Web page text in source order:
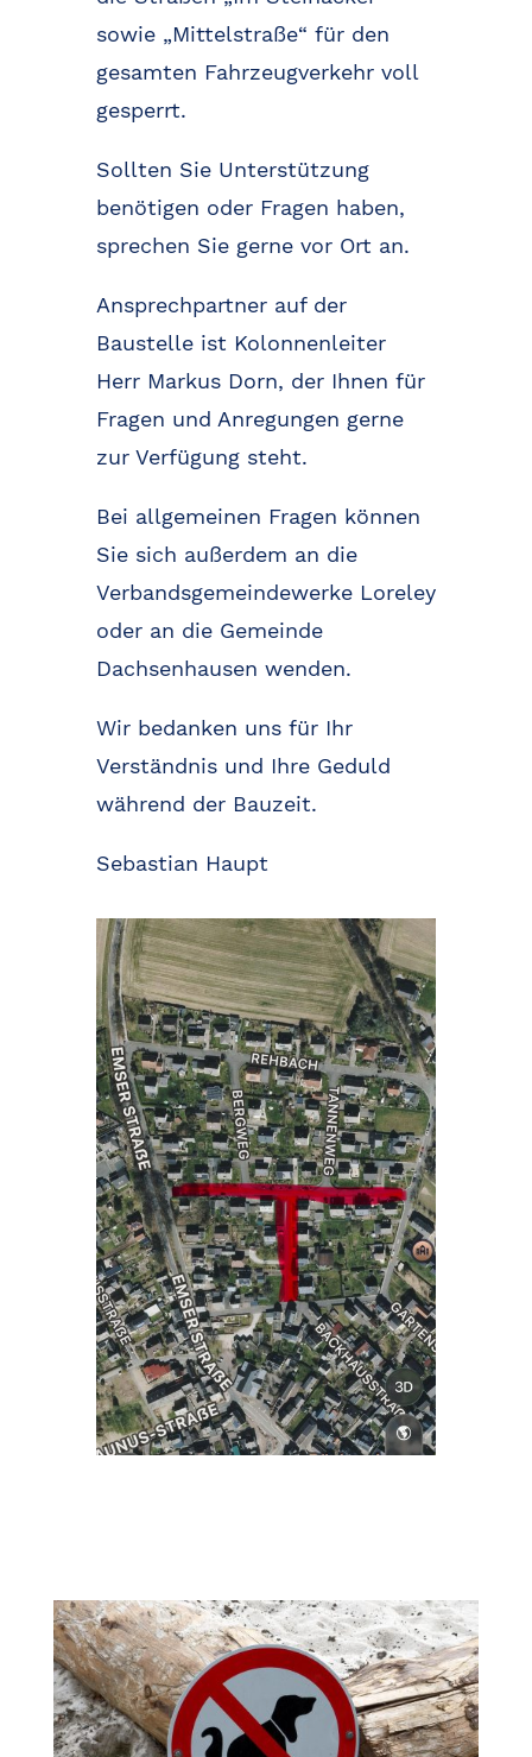
sowie „Mittelstraße“ für den
gesamten Fahrzeugverkehr voll
gesperrt.
Sollten Sie Unterstützung
benötigen oder Fragen haben,
sprechen Sie gerne vor Ort an.
Ansprechpartner auf der
Baustelle ist Kolonnenleiter
Herr Markus Dorn, der Ihnen für
Fragen und Anregungen gerne
zur Verfügung steht.
Bei allgemeinen Fragen können
Sie sich außerdem an die
Verbandsgemeindewerke Loreley
oder an die Gemeinde
Dachsenhausen wenden.
Wir bedanken uns für Ihr
Verständnis und Ihre Geduld
während der Bauzeit.
Sebastian Haupt